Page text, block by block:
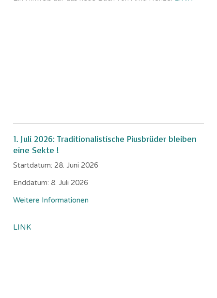
1. Juli 2026: Traditionalistische Piusbrüder bleiben
eine Sekte !
Startdatum: 28. Juni 2026
Enddatum: 8. Juli 2026
Weitere Informationen
LINK